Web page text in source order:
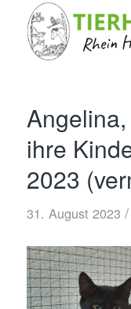
ihre
2023
31. August 2023 /